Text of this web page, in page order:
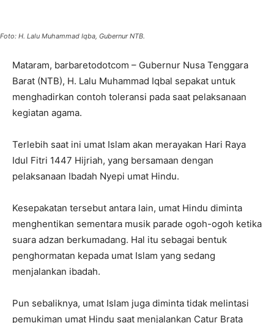
Foto: H. Lalu Muhammad Iqba, Gubernur NTB.
Mataram, barbaretodotcom – Gubernur Nusa Tenggara
Barat (NTB), H. Lalu Muhammad Iqbal sepakat untuk
menghadirkan contoh toleransi pada saat pelaksanaan
kegiatan agama.
Terlebih saat ini umat Islam akan merayakan Hari Raya
Idul Fitri 1447 Hijriah, yang bersamaan dengan
pelaksanaan Ibadah Nyepi umat Hindu.
Kesepakatan tersebut antara lain, umat Hindu diminta
menghentikan sementara musik parade ogoh-ogoh ketika
suara adzan berkumadang. Hal itu sebagai bentuk
penghormatan kepada umat Islam yang sedang
menjalankan ibadah.
Pun sebaliknya, umat Islam juga diminta tidak melintasi
pemukiman umat Hindu saat menjalankan Catur Brata